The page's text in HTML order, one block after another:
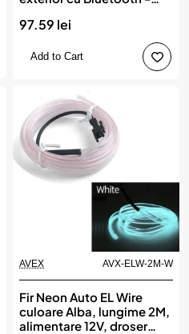
97.59 lei
Add to Cart
AVEX AVX-ELW-2M-W
Fir Neon Auto EL Wire
culoare Alba, lungime 2M,
alimentare 12V, droser